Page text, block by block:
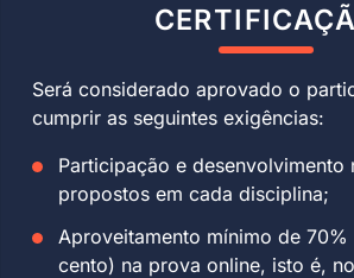
Será considerado aprovado o
cumprir as seguintes exigências:
Participação e desenvolvimento
propostos em cada disciplina;
Aproveitamento mínimo de
cento) na prova online, isto é,